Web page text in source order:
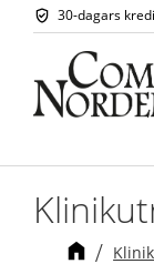
30-dagars